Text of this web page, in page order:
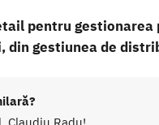
pentru
din gestiunea de
Claudiu Radu!